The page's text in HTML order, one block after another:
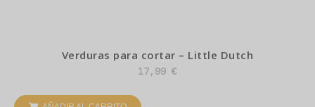
Verduras para cortar – Little Dutch
17,99 €